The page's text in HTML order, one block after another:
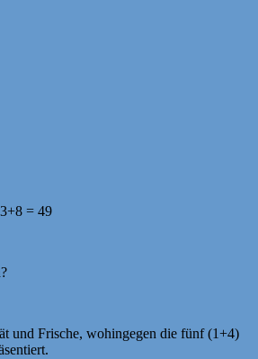
= 49
und Frische, wohingegen die fünf (1+4)